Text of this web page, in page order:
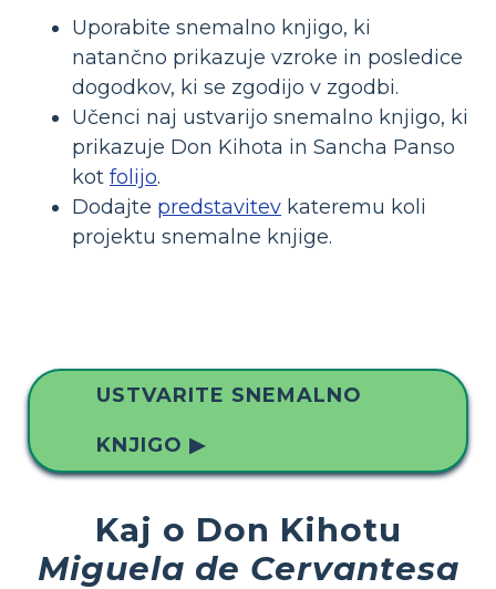
Uporabite snemalno knjigo, ki
natančno prikazuje vzroke in posledice
dogodkov, ki se zgodijo v zgodbi.
Učenci naj ustvarijo snemalno knjigo, ki
prikazuje Don Kihota in Sancha Panso
kot folijo.
Dodajte predstavitev kateremu koli
projektu snemalne knjige.
USTVARITE SNEMALNO
KNJIGO ▶
Kaj o Don Kihotu
Miguela de Cervantesa